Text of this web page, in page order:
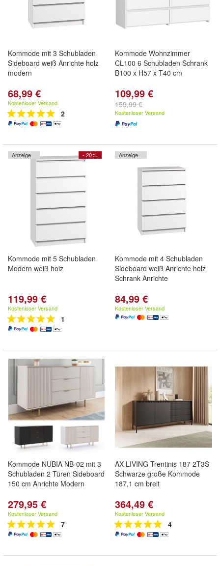
Kommode mit 3 Schubladen
Sideboard weiß Anrichte holz
modern
68,99 €
Kostenloser Versand
2
Kommode Wohnzimmer
CL100 6 Schubladen Schrank
B100 x H57 x T40 cm
109,99 €
159,99 €
Kostenloser Versand
- 20%
Anzeige
Kommode mit 5 Schubladen
Modern weiß holz
119,99 €
Kostenloser Versand
1
Anzeige
Kommode mit 4 Schubladen
Sideboard weiß Anrichte holz
Schrank Anrichte
84,99 €
Kostenloser Versand
Kommode NUBIA NB-02 mit 3
Schubladen 2 Türen Sideboard
150 cm Anrichte Modern
279,95 €
Kostenloser Versand
7
AX LIVING Trentinis 187 2T3S
Schwarze große Kommode
187,1 cm breit
364,49 €
Kostenloser Versand
4